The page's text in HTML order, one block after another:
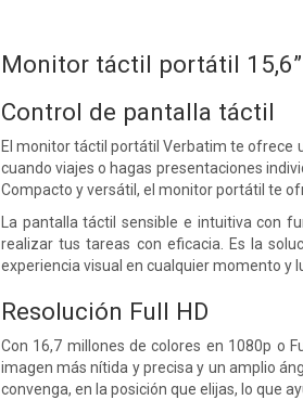
Monitor táctil portátil 15,6”
Control de pantalla táctil
El monitor táctil portátil Verbatim te ofrece
cuando viajes o hagas presentaciones
Compacto y versátil, el monitor portátil te
La pantalla táctil sensible e intuitiva con
realizar tus tareas con eficacia. Es la
experiencia visual en cualquier momento y
Resolución Full HD
Con 16,7 millones de colores en 1080p o
imagen más nítida y precisa y un amplio
convenga, en la posición que elijas, lo que